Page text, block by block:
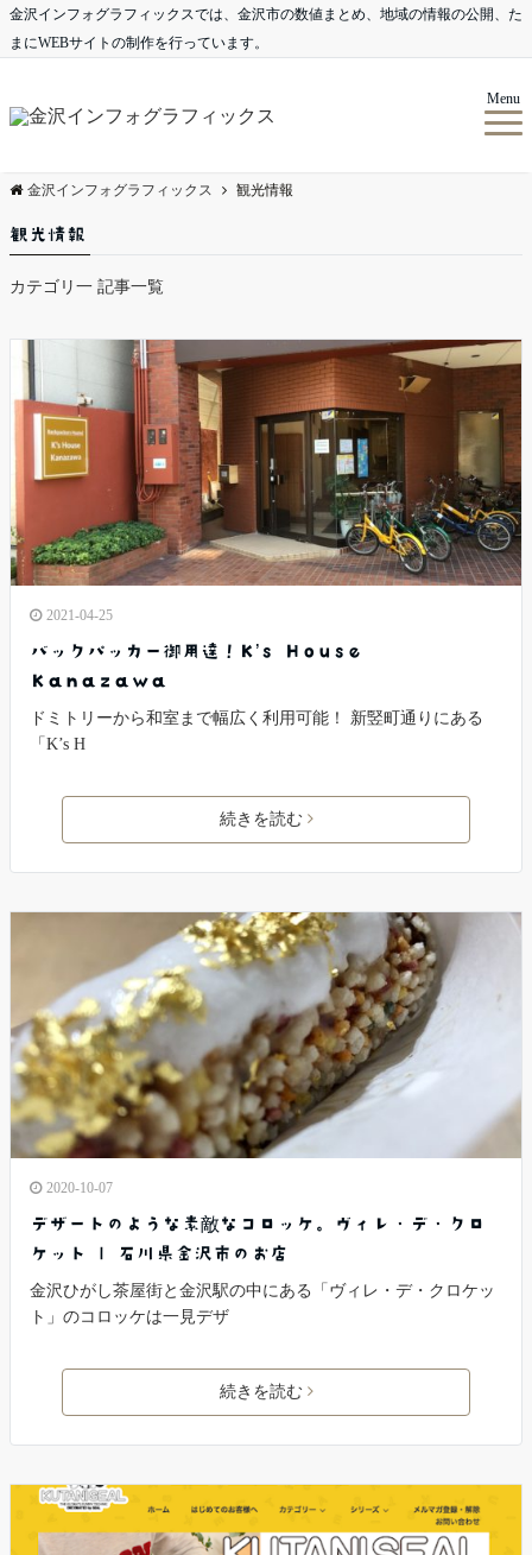
金沢インフォグラフィックスでは、金沢市の数値まとめ、地域の情報の公開、た
まにWEBサイトの制作を行っています。
Menu
金沢インフォグラフィックス 観光情報
観光情報
カテゴリ一 記事一覧
2021-04-25
バックパッカー御用達！K’s House
Kanazawa
ドミトリーから和室まで幅広く利用可能！ 新竪町通りにある
「K’s H
続きを読む
2020-10-07
デザートのような素敵なコロッケ。ヴィレ・デ・クロ
ケット | 石川県金沢市のお店
金沢ひがし茶屋街と金沢駅の中にある「ヴィレ・デ・クロケッ
ト」のコロッケは一見デザ
続きを読む